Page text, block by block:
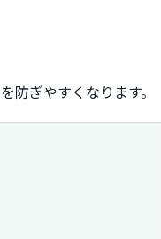
ぎやすくなります。